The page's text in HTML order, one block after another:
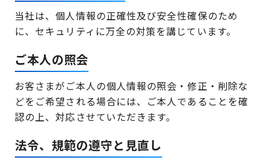
当社は、個人情報の正確性及び安全性確保のため
に、セキュリティに万全の対策を講じています。
ご本人の照会
お客さまがご本人の個人情報の照会・修正・削除な
どをご希望される場合には、ご本人であることを確
認の上、対応させていただきます。
法令、規範の遵守と見直し